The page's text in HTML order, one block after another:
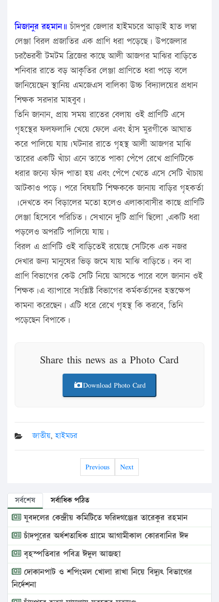
মিজানুর রহমান॥ চাঁদপুর জেলার হাইমচরে আড়াই হাত লম্বা
লেঞ্জা বিরল প্রজাতির এক প্রাণি ধরা পড়েছে। উপজেলার
চরভৈরবী টমটম ব্রিজের কাছে আলী আজগর মাঝির বাড়িতে
শনিবার রাতে বড় আকৃতির লেঞ্জা প্রাণিতে ধরা পড়ে বলে
জানিয়েছেন স্থানিয় এমজেএস বালিকা উচ্চ বিদ্যালয়ের প্রধান
শিক্ষক সরদার মাহবুব।
তিনি জানান, প্রায় সময় রাতের বেলায় ওই প্রাণিটি এসে
গৃহস্থের ফলফলাদি খেয়ে ফেলে এবং হাঁস মুরগীকে আঘাত
করে পালিয়ে যায়।ঘটনার রাতে গৃহস্থ আলী আজগর মাঝি
তারের একটি খাঁচা এনে তাতে পাকা পেঁপে রেখে প্রাণিটিকে
ধরার জন্যে ফাঁদ পাতা হয় এবং পেঁপে খেতে এসে সেটি খাঁচায়
আটকাও পড়ে। পরে বিষয়টি শিক্ষককে জানায় বাড়ির গৃহকর্তা
।দেখতে বন বিড়ালের মতো হলেও এলাকাবাসীর কাছে প্রাণিটি
লেঞ্জা হিসেবে পরিচিত। সেখানে দুটি প্রাণি ছিলো ,একটি ধরা
পড়লেও অপরটি পালিয়ে যায়।
বিরল এ প্রাণিটি ওই বাড়িতেই রয়েছে সেটিকে এক নজর
দেখার জন্য মানুষের ভিড় জমে যায় মাঝি বাড়িতে। বন বা
প্রাণি বিভাগের কেউ সেটি নিয়ে আসতে পারে বলে জানান ওই
শিক্ষক।এ ব্যাপারে সংশ্লিষ্ট বিভাগের কর্মকর্তাদের হস্তক্ষেপ
কামনা করেছেন। এটি ধরে রেখে গৃহস্থ কি করবে, তিনি
পড়েছেন বিপাকে।
Share this news as a Photo Card
Download Photo Card
জাতীয়,হাইমচর
Previous Next
সর্বশেষ সর্বাধিক পঠিত
যুবদলের কেন্দ্রীয় কমিটিতে ফরিদগঞ্জের তারেকুর রহমান
চাঁদপুরের অর্ধশতাধিক গ্রামে আগামীকাল কোরবানির ঈদ
বৃহস্পতিবার পবিত্র ঈদুল আজহা
দোকানপাট ও শপিংমল খোলা রাখা নিয়ে বিদ্যুৎ বিভাগের
নির্দেশনা